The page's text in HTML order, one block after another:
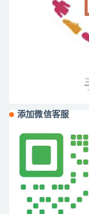
添加微信客服